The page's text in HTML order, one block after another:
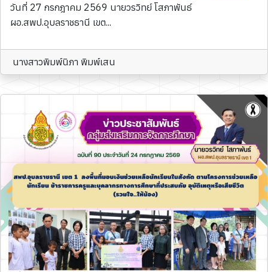
วันที่ 27 กรกฎาคม 2569 นายวรวิทย์ โสภาพันธ์
ผอ.สพป.อุบลราชธานี เขต...
นางสาวพิมพ์นิภา พิมพ์เสน